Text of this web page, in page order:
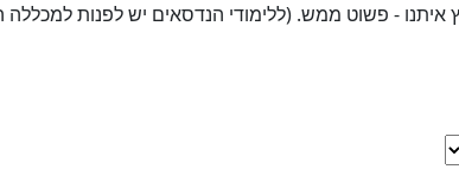
- פשוט ממש. (ללימודי הנדסאים יש לפנות למכללה